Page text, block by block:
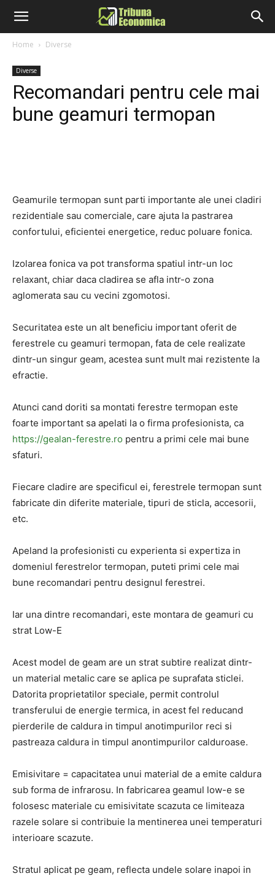
Home Diverse
Diverse
Recomandari pentru cele mai
bune geamuri termopan
Geamurile termopan sunt parti importante ale unei cladiri
rezidentiale sau comerciale, care ajuta la pastrarea
confortului, eficientei energetice, reduc poluare fonica.
Izolarea fonica va pot transforma spatiul intr-un loc
relaxant, chiar daca cladirea se afla intr-o zona
aglomerata sau cu vecini zgomotosi.
Securitatea este un alt beneficiu important oferit de
ferestrele cu geamuri termopan, fata de cele realizate
dintr-un singur geam, acestea sunt mult mai rezistente la
efractie.
Atunci cand doriti sa montati ferestre termopan este
foarte important sa apelati la o firma profesionista, ca
https://gealan-ferestre.ro pentru a primi cele mai bune
sfaturi.
Fiecare cladire are specificul ei, ferestrele termopan sunt
fabricate din diferite materiale, tipuri de sticla, accesorii,
etc.
Apeland la profesionisti cu experienta si expertiza in
domeniul ferestrelor termopan, puteti primi cele mai
bune recomandari pentru designul ferestrei.
Iar una dintre recomandari, este montara de geamuri cu
strat Low-E
Acest model de geam are un strat subtire realizat dintr-
un material metalic care se aplica pe suprafata sticlei.
Datorita proprietatilor speciale, permit controlul
transferului de energie termica, in acest fel reducand
pierderile de caldura in timpul anotimpurilor reci si
pastreaza caldura in timpul anontimpurilor calduroase.
Emisivitare = capacitatea unui material de a emite caldura
sub forma de infrarosu. In fabricarea geamul low-e se
folosesc materiale cu emisivitate scazuta ce limiteaza
razele solare si contribuie la mentinerea unei temperaturi
interioare scazute.
Stratul aplicat pe geam, reflecta undele solare inapoi in